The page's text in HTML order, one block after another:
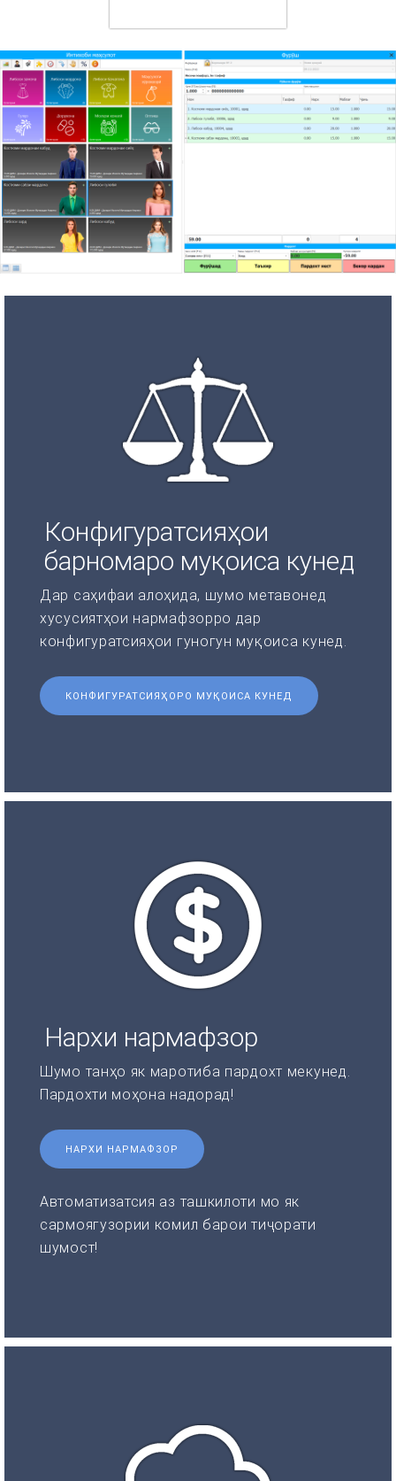
Конфигуратсияҳои
барномаро муқоиса кунед
Дар саҳифаи алоҳида, шумо метавонед
хусусиятҳои нармафзорро дар
конфигуратсияҳои гуногун муқоиса кунед.
КОНФИГУРАТСИЯҲОРО МУҚОИСА КУНЕД
Нархи нармафзор
Шумо танҳо як маротиба пардохт мекунед.
Пардохти моҳона надорад!
НАРХИ НАРМАФЗОР
Автоматизатсия аз ташкилоти мо як
сармоягузории комил барои тиҷорати
шумост!